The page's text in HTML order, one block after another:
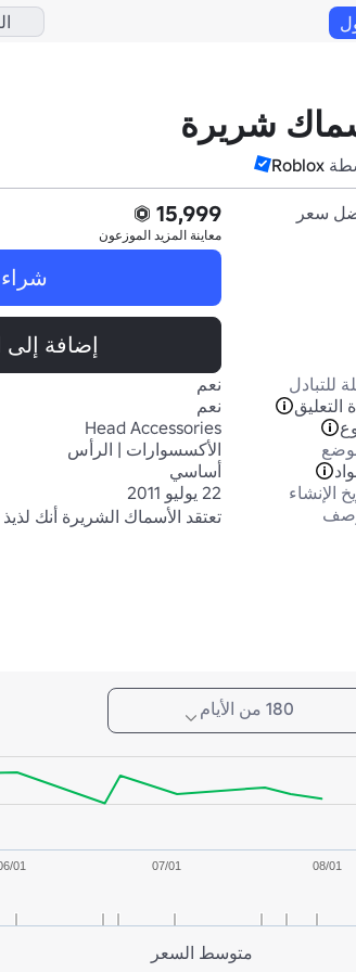
شريرة
Roblox
سعر 15,999
معاينة المزيد الموزعون
شراء
إضافة إلى
للتبادل
نعم
التعليق
نعم
Head Accessories
الأكسسوارات | الرأس
أساسي
الإنشاء
22 يوليو 2011
تعتقد الأسماك الشريرة أنك
180 من الأيام
01 07/01 08/01
متوسط السعر